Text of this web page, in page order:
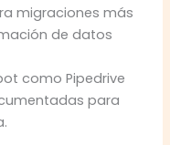
migraciones más
de datos
como Pipedrive
para